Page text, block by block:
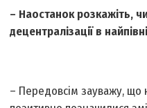
– Наостанок розкажіть,
децентралізації в
– Передовсім зауважу, що